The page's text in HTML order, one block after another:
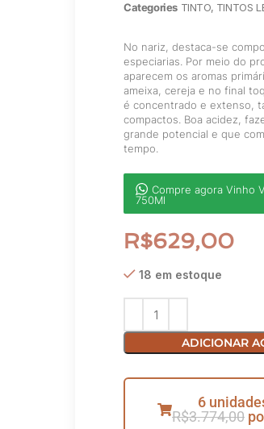
Categories TINTO, TINTOS
No nariz, destaca-se
especiarias. Por meio do
aparecem os aromas
ameixa, cereja e no final
é concentrado e extenso,
compactos. Boa acidez,
grande potencial e que
tempo.
Compre agora Vinho
750Ml
R$629,00
18 em estoque
ADICIONAR
6
R$3.774,00